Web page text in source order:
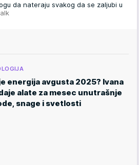
da nateraju svakog da se zaljubi u
energija avgusta 2025? Ivana
alate za mesec unutrašnje
snage i svetlosti